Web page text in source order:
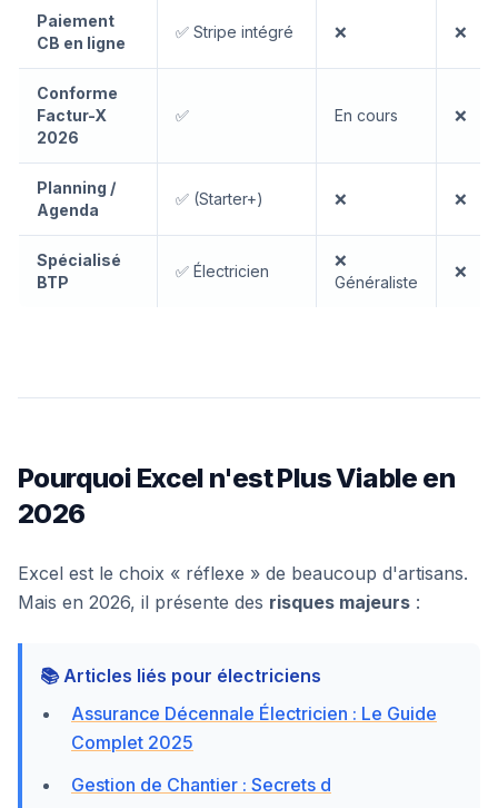
Paiement
CB en ligne
✅ Stripe intégré ❌ ❌
Conforme
Factur-X
2026
✅ En cours ❌
Planning /
Agenda
✅ (Starter+) ❌ ❌
Spécialisé
BTP
✅ Électricien
❌
Généraliste
❌
Pourquoi Excel n'est Plus Viable en
2026
Excel est le choix « réflexe » de beaucoup d'artisans.
Mais en 2026, il présente des risques majeurs :
📚 Articles liés pour électriciens
Assurance Décennale Électricien : Le Guide
Complet 2025
Gestion de Chantier : Secrets d